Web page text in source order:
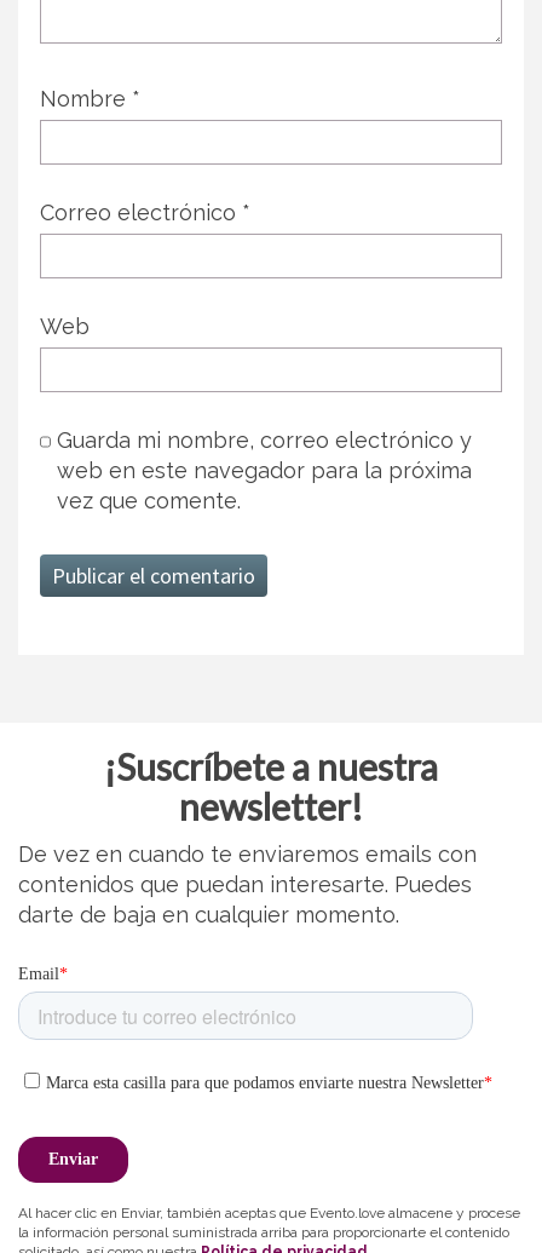
Nombre *
Correo electrónico *
Web
Guarda mi nombre, correo electrónico y
web en este navegador para la próxima
vez que comente.
¡Suscríbete a nuestra
newsletter!
De vez en cuando te enviaremos emails con
contenidos que puedan interesarte. Puedes
darte de baja en cualquier momento.
Al hacer clic en Enviar, también aceptas que Evento.love almacene y procese
la información personal suministrada arriba para proporcionarte el contenido